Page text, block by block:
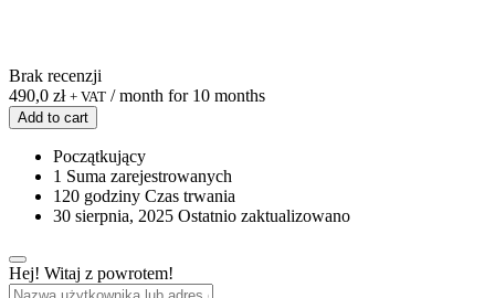
Brak recenzji
490,0 zł + VAT / month for 10 months
Add to cart
Początkujący
1 Suma zarejestrowanych
120 godziny Czas trwania
30 sierpnia, 2025 Ostatnio zaktualizowano
Hej! Witaj z powrotem!